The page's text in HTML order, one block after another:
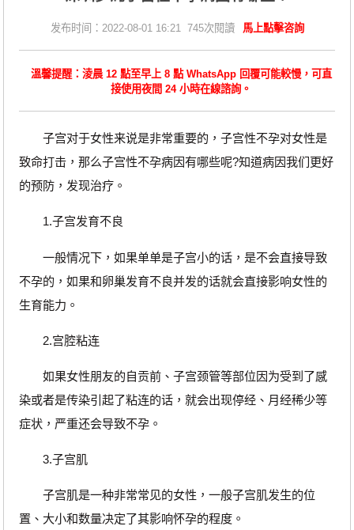
发布时间：2022-08-01 16:21 745次閱讀 馬上點擊咨詢
溫馨提醒：淩晨 12 點至早上 8 點 WhatsApp 回覆可能較慢，可直
接使用夜間 24 小時在線諮詢。
子宫对于女性来说是非常重要的，子宫性不孕对女性是
致命打击，那么子宫性不孕病因有哪些呢?知道病因我们更好
的预防，发现治疗。
1.子宫发育不良
一般情况下，如果单单是子宫小的话，是不会直接导致
不孕的，如果和卵巢发育不良并发的话就会直接影响女性的
生育能力。
2.宫腔粘连
如果女性朋友的自贡前、子宫颈管等部位因为受到了感
染或者是传染引起了粘连的话，就会出现停经、月经稀少等
症状，严重还会导致不孕。
3.子宫肌
子宫肌是一种非常常见的女性，一般子宫肌发生的位
置、大小和数量决定了其影响怀孕的程度。